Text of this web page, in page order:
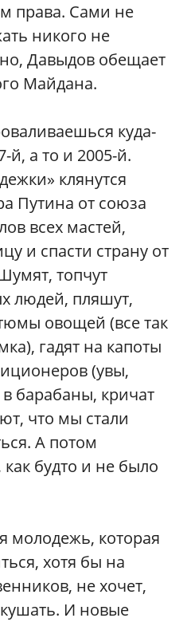
права. Сами не
никого не
Давыдов обещает
Майдана.
куда-
й, а то и 2005-й.
клянутся
Путина от союза
всех мастей,
и спасти страну от
топчут
людей, пляшут,
овощей (все так
гадят на капоты
(увы,
барабаны, кричат
что мы стали
А потом
будто и не было
молодежь, которая
хотя бы на
не хочет,
И новые